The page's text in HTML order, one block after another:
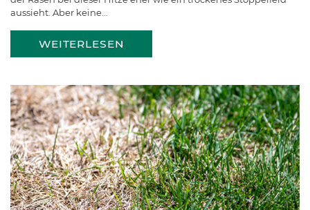
aussieht. Aber keine…
WEITERLESEN